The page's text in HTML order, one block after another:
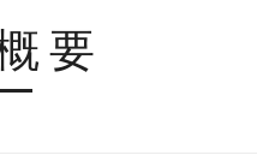
要